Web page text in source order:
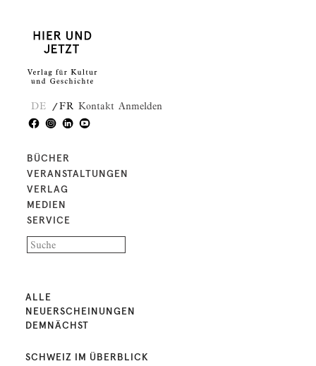
DE FR Kontakt Anmelden
BÜCHER
VERANSTALTUNGEN
VERLAG
MEDIEN
SERVICE
ALLE
NEUERSCHEINUNGEN
DEMNÄCHST
SCHWEIZ IM ÜBERBLICK